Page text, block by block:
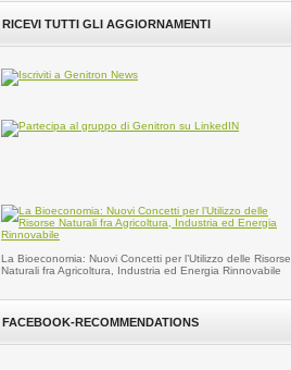
RICEVI TUTTI GLI AGGIORNAMENTI
La Bioeconomia: Nuovi Concetti per l’Utilizzo delle Risorse
Naturali fra Agricoltura, Industria ed Energia Rinnovabile
FACEBOOK-RECOMMENDATIONS